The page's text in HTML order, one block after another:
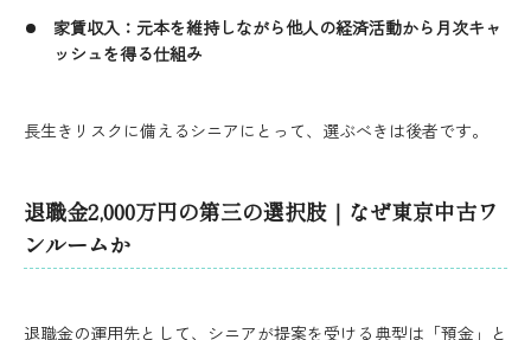
家賃収入：元本を維持しながら他人の経済活動から月次キャ
ッシュを得る仕組み
長生きリスクに備えるシニアにとって、選ぶべきは後者です。
退職金2,000万円の第三の選択肢｜なぜ東京中古ワ
ンルームか
退職金の運用先として、シニアが提案を受ける典型は「預金」と